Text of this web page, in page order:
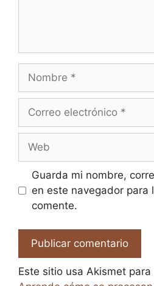
Nombre
Correo
Web
Guarda mi nombre,
en este navegador para
comente.
Este sitio usa Akismet